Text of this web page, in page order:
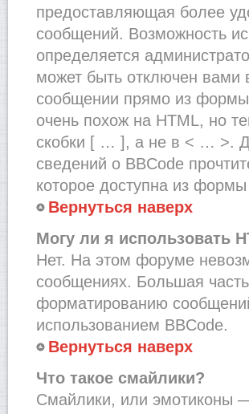
предоставляющая более
сообщений. Возможность
определяется
может быть отключен
сообщении прямо из
очень похож на HTML, но
скобки [ … ], а не в < … >.
сведений о BBCode
которое доступна из
Вернуться наверх
Могу ли я использовать
Нет. На этом форуме
сообщениях. Большая
форматированию
использованием BBCode.
Вернуться наверх
Что такое смайлики?
Смайлики, или эмотиконы